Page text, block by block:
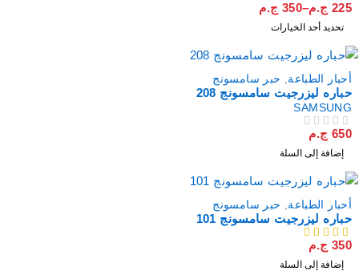
225 ج.م–
350 ج.م
تحديد أحد الخيارات
أحبار الطباعة, حبر سامسونج
حباره ليزرجيت سامسونج 208
SAMSUNG
650 ج.م
إضافة إلى السلة
أحبار الطباعة, حبر سامسونج
حباره ليزرجيت سامسونج 101
350 ج.م
إضافة إلى السلة